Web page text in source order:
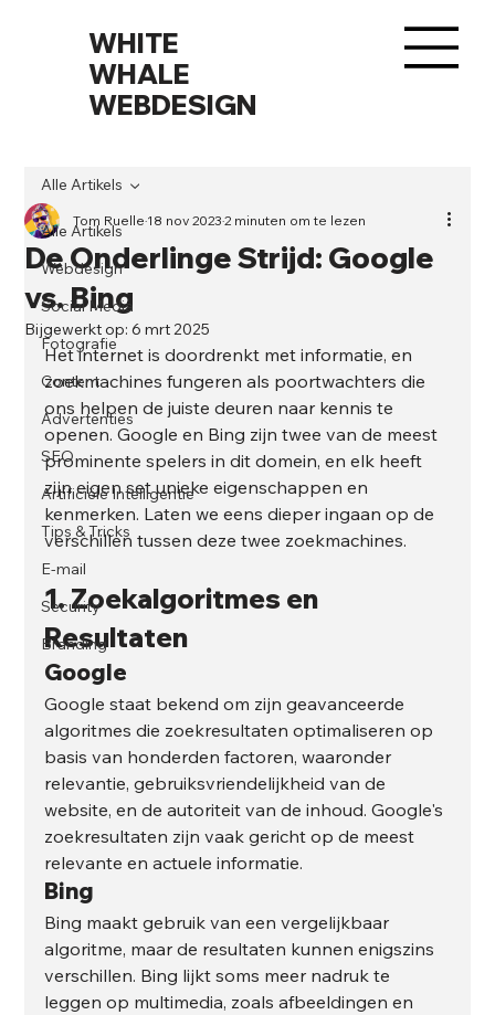
WHITE
WHALE
WEBDESIGN
Alle Artikels
Webdesign
Social Media
Fotografie
Content
Advertenties
SEO
Artificiële Intelligentie
Tips & Tricks
E-mail
Security
Branding
Alle Artikels
De Onderlinge Strijd: Google
vs. Bing
Tom Ruelle18 nov 20232 minuten om te lezen
Bijgewerkt op:6 mrt 2025
Het internet is doordrenkt met informatie, en
zoekmachines fungeren als poortwachters die
ons helpen de juiste deuren naar kennis te
openen. Google en Bing zijn twee van de meest
prominente spelers in dit domein, en elk heeft
zijn eigen set unieke eigenschappen en
kenmerken. Laten we eens dieper ingaan op de
verschillen tussen deze twee zoekmachines.
1. Zoekalgoritmes en
Resultaten
Google
Google staat bekend om zijn geavanceerde
algoritmes die zoekresultaten optimaliseren op
basis van honderden factoren, waaronder
relevantie, gebruiksvriendelijkheid van de
website, en de autoriteit van de inhoud. Google's
zoekresultaten zijn vaak gericht op de meest
relevante en actuele informatie.
Bing
Bing maakt gebruik van een vergelijkbaar
algoritme, maar de resultaten kunnen enigszins
verschillen. Bing lijkt soms meer nadruk te
leggen op multimedia, zoals afbeeldingen en